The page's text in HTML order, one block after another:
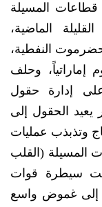
قطاعات المسيلة
الماضية،
النفطية،
إماراتياً، وحلف
إدارة حقول
الحقول إلى
وتذبذب عمليات
المسيلة (القلب
سيطرة قوات
إلى غموض واسع